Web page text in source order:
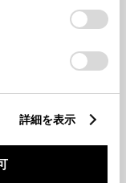
っては、当社の
いて
」をご覧くだ
詳細を表示